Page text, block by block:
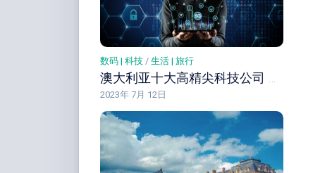
数码 | 科技 / 生活 | 旅行
2023年 7月 12日